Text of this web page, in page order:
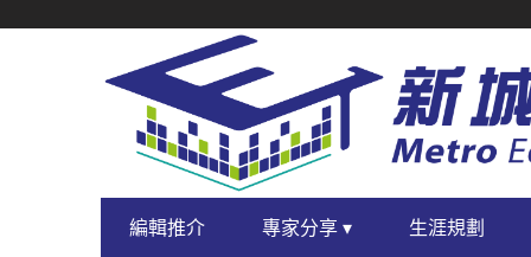
NAVIGATION
PRIMARY
NAVIGATION
編輯推介 專家分享 ▾ 生涯規劃